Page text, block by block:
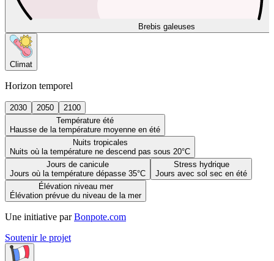
Brebis galeuses
Climat
Horizon temporel
2030 2050
2100
Température été
Hausse de la température moyenne en été
Nuits tropicales
Nuits où la température ne descend pas sous 20°C
Jours de canicule
Jours où la température dépasse 35°C
Stress hydrique
Jours avec sol sec en été
Élévation niveau mer
Élévation prévue du niveau de la mer
Une initiative par Bonpote.com
Soutenir le projet